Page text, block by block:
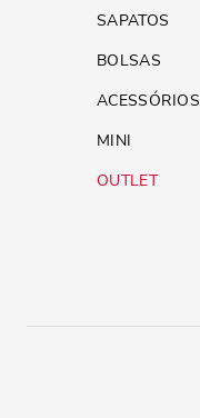
SAPATOS
BOLSAS
ACESSÓRIOS
MINI
OUTLET